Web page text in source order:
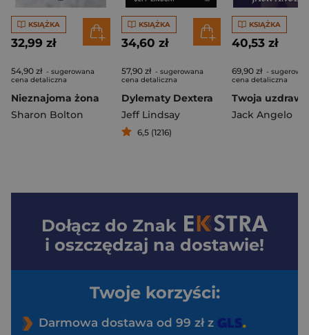
KSIĄŻKA
32,99 zł
54,90 zł - sugerowana
cena detaliczna
Nieznajoma żona
Sharon Bolton
KSIĄŻKA
34,60 zł
57,90 zł - sugerowana
cena detaliczna
Dylematy Dextera
Jeff Lindsay
6,5 (1216)
KSIĄŻKA
40,53 zł
69,90 zł -
cena detaliczna
Jack Angelo
Dołącz do Znak
i oszczędzaj na dostawie!
Twoje korzyści:
Darmowa dostawa od 99 zł z